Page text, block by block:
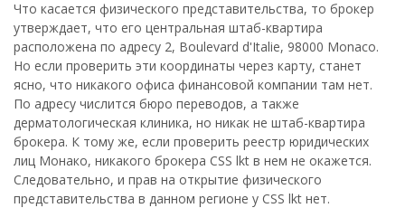
Что касается физического представительства, то брокер
утверждает, что его центральная штаб-квартира
расположена по адресу 2, Boulevard d'Italie, 98000 Monaco.
Но если проверить эти координаты через карту, станет
ясно, что никакого офиса финансовой компании там нет.
По адресу числится бюро переводов, а также
дерматологическая клиника, но никак не штаб-квартира
брокера. К тому же, если проверить реестр юридических
лиц Монако, никакого брокера CSS lkt в нем не окажется.
Следовательно, и прав на открытие физического
представительства в данном регионе у CSS lkt нет.